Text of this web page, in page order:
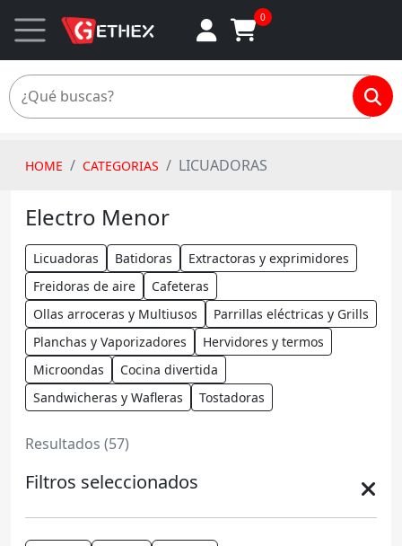
0
HOME CATEGORIAS LICUADORAS
Electro Menor
Licuadoras Batidoras
Extractoras y exprimidores
Freidoras de aire
Cafeteras
Ollas arroceras y Multiusos
Parrillas eléctricas y Grills
Planchas y Vaporizadores
Hervidores y termos
Microondas
Cocina divertida
Sandwicheras y Wafleras
Tostadoras
Resultados (57)
Filtros seleccionados